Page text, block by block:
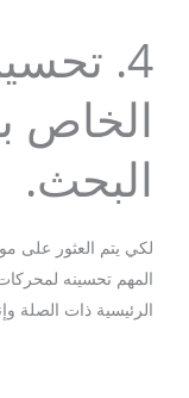
4.
الخاص
البحث.
لكي يتم العثور على
المهم تحسينه
الرئيسية ذات الصلة